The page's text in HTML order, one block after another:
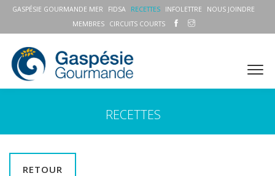
GASPÉSIE GOURMANDE MER FIDSA RECETTES INFOLETTRE
NOUS JOINDRE
MEMBRES
CIRCUITS COURTS
RECETTES
RETOUR